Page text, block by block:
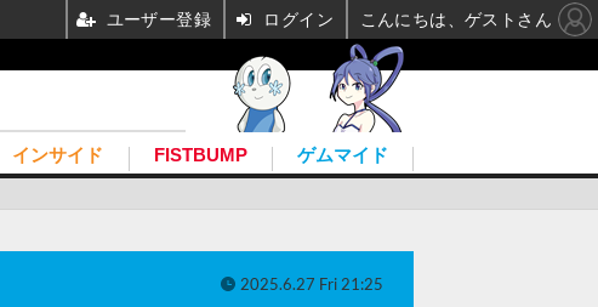
インサイド FISTBUMP ゲムマイド
2025.6.27 Fri 21:25
ユーザー登録 ログイン こんにちは、ゲストさん